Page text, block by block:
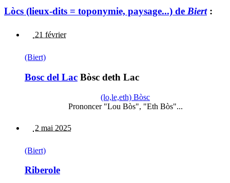
Lòcs (lieux-dits = toponymie, paysage...) de Biert:
21 février
(Biert)
Bosc del Lac Bòsc deth Lac
(lo,le,eth) Bòsc
Prononcer "Lou Bòs", "Eth Bòs"...
2 mai 2025
(Biert)
Riberole